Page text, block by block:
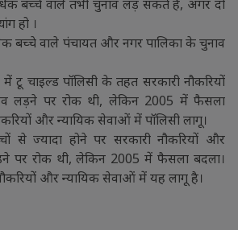
बच्चे वाले तभी चुनाव लड़ सकते हैं, अगर दो
हो ।
बच्चे वाले पंचायत और नगर पालिका के चुनाव
टू चाइल्ड पॉलिसी के तहत सरकारी नौकरियों
लड़ने पर रोक थी, लेकिन 2005 में फैसला
और न्यायिक सेवाओं में पॉलिसी लागू।
से ज्यादा होने पर सरकारी नौकरियों और
पर रोक थी, लेकिन 2005 में फैसला बदला।
और न्यायिक सेवाओं में यह लागू है।